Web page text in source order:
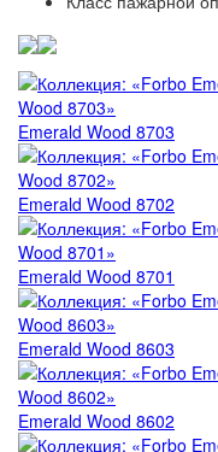
Emerald Wood 8703
Emerald Wood 8702
Emerald Wood 8701
Emerald Wood 8603
Emerald Wood 8602